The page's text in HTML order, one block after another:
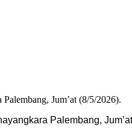
Palembang,